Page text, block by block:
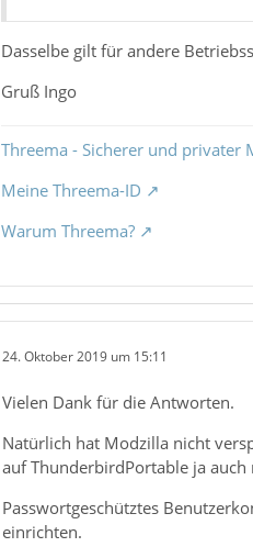
Dasselbe gilt für andere
Gruß Ingo
Threema - Sicherer und privater
Meine Threema-ID
Warum Threema?
24. Oktober 2019 um 15:11
Vielen Dank für die Antworten.
Natürlich hat Modzilla nicht
auf ThunderbirdPortable ja
Passwortgeschütztes
einrichten.